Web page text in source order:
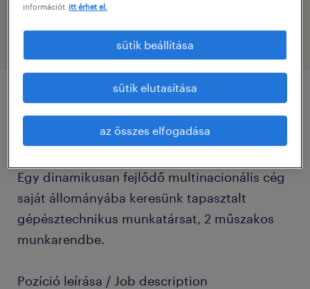
laura.hermann@randstad.hu
pozíció részletei
Egy dinamikusan fejlődő multinacionális cég
saját állományába keresünk tapasztalt
gépésztechnikus munkatársat, 2 műszakos
munkarendbe.
Pozíció leírása / Job description
információt itt érhet el.
sütik beállítása
sütik elutasítása
az összes elfogadása